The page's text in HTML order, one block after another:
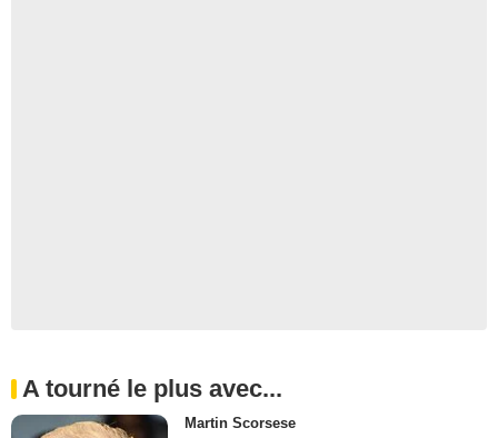
A tourné le plus avec...
Martin Scorsese